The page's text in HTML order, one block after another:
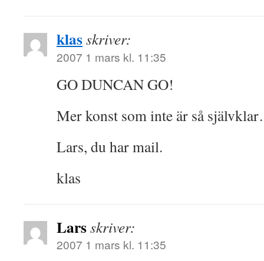
klasskriver:
2007 1 mars kl. 11:35
GO DUNCAN GO!
Mer konst som inte är så
Lars, du har mail.
klas
Larsskriver:
2007 1 mars kl. 11:35